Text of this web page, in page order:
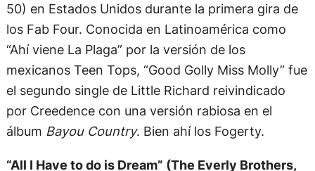
50) en Estados Unidos durante la primera gira de
los Fab Four. Conocida en Latinoamérica como
“Ahí viene La Plaga” por la versión de los
mexicanos Teen Tops, “Good Golly Miss Molly” fue
el segundo single de Little Richard reivindicado
por Creedence con una versión rabiosa en el
álbum Bayou Country. Bien ahí los Fogerty.
“All I Have to do is Dream” (The Everly Brothers,